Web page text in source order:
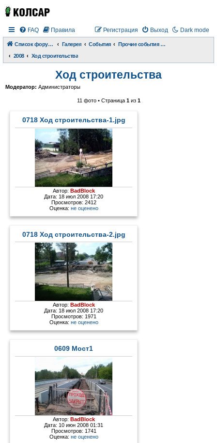
Dark mode
FAQ Правила Выход
Регистрация
Список форумов Галерея События
Прочие события и происшествия
2008
Ход строительства
Ход строительства
Модератор: Администраторы
11 фото • Страница 1из 1
0718 Ход строительства-1.jpg
Автор: BadBlock
Дата: 18 июл 2008 17:20
Просмотров: 2412
Оценка: не оценено
0718 Ход строительства-2.jpg
Автор: BadBlock
Дата: 18 июл 2008 17:20
Просмотров: 1971
Оценка: не оценено
0609 Мост1
Автор: BadBlock
Дата: 10 июн 2008 01:31
Просмотров: 1741
Оценка: не оценено